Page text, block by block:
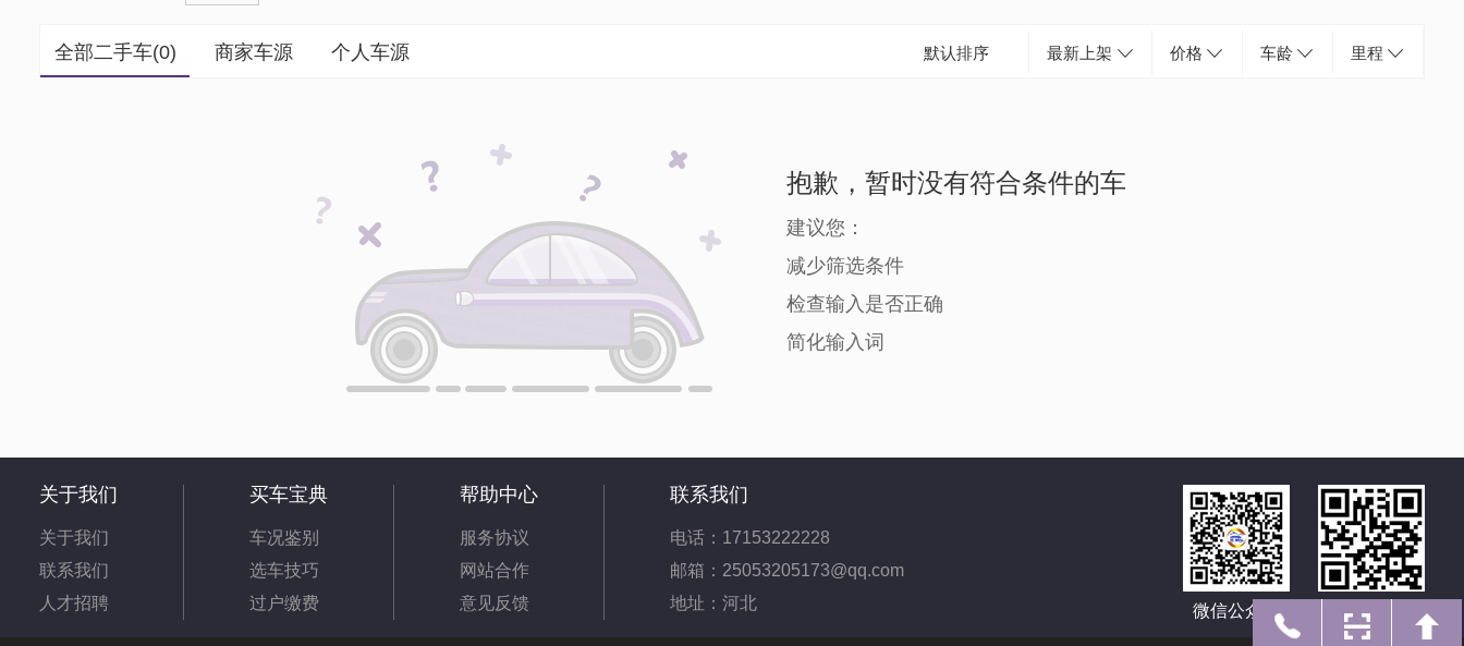
全部二手车(0) 商家车源 个人车源 默认排序 最新上架 价格 车龄 里程
抱歉，暂时没有符合条件的车
建议您：
减少筛选条件
检查输入是否正确
简化输入词
关于我们
关于我们
联系我们
人才招聘
买车宝典
车况鉴别
选车技巧
过户缴费
帮助中心
服务协议
网站合作
意见反馈
联系我们
电话：17153222228
邮箱：25053205173@qq.com
地址：河北
微信公众号 手机网址